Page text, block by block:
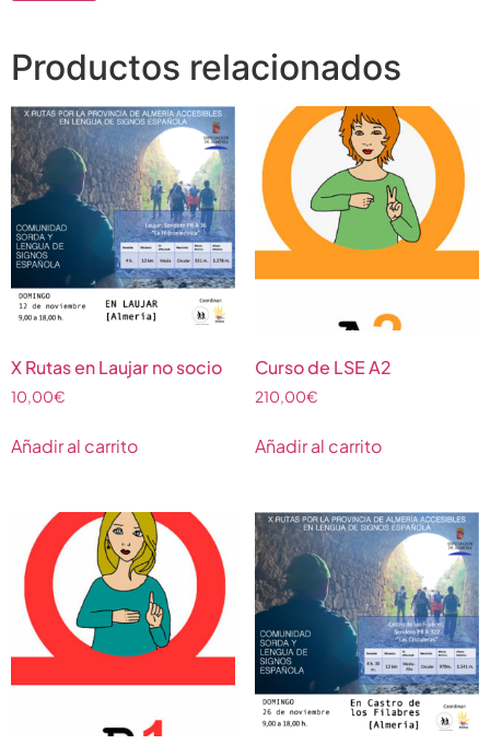
Productos relacionados
X Rutas en Laujar no socio
10,00€
Añadir al carrito
Curso de LSE A2
210,00€
Añadir al carrito